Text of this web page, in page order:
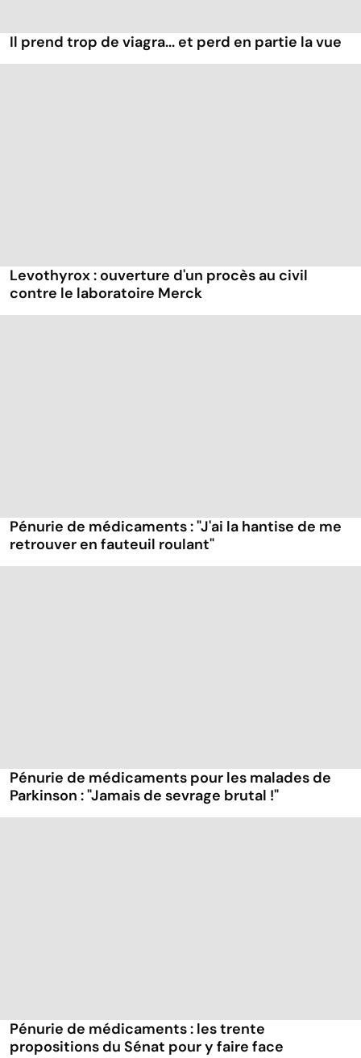
Il prend trop de viagra... et perd en partie la vue
Levothyrox : ouverture d'un procès au civil
contre le laboratoire Merck
Pénurie de médicaments : "J'ai la hantise de me
retrouver en fauteuil roulant"
Pénurie de médicaments pour les malades de
Parkinson : "Jamais de sevrage brutal !"
Pénurie de médicaments : les trente
propositions du Sénat pour y faire face